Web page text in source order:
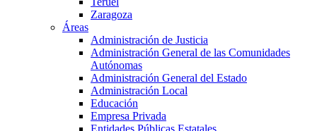
Zaragoza
Áreas
Administración de Justicia
Administración General de las Comunidades
Autónomas
Administración General del Estado
Administración Local
Educación
Empresa Privada